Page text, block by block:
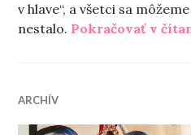
v hlave“, a všetci sa
nestalo. Pokračovať v
ARCHÍV